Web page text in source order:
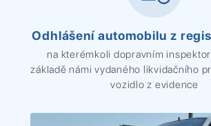
Odhlášení automobilu z
na kterémkoli dopravním
základě námi vydaného likvidačního
vozidlo z evidence